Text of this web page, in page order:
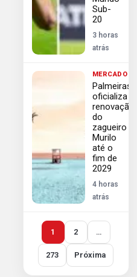
Sub-
20
3 horas
atrás
MERCADO
Palmeiras
oficializa
renovação
do
zagueiro
Murilo
até o
fim de
2029
4 horas
atrás
1 2 …
273 Próxima